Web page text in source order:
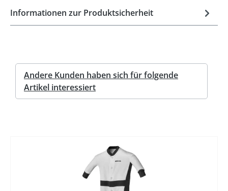
Informationen zur Produktsicherheit
Andere Kunden haben sich für folgende
Artikel interessiert